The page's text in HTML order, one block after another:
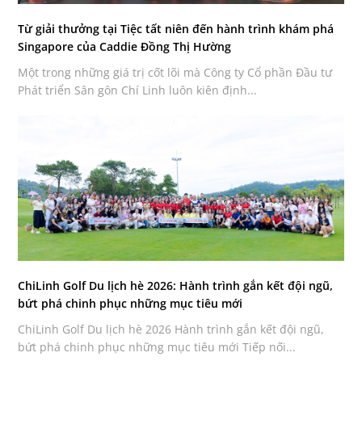
Từ giải thưởng tại Tiệc tất niên đến hành trình khám phá
Singapore của Caddie Đồng Thị Hường
Một trong những giá trị cốt lõi mà Công ty Cổ phần Đầu tư
Phát triển Sân gôn Chí Linh luôn kiên định...
ChiLinh Golf Du lịch hè 2026: Hành trình gắn kết đội ngũ,
bứt phá chinh phục những mục tiêu mới
ChiLinh Golf Du lịch hè 2026 Hành trình gắn kết đội ngũ,
bứt phá chinh phục những mục tiêu mới Tiếp nối...